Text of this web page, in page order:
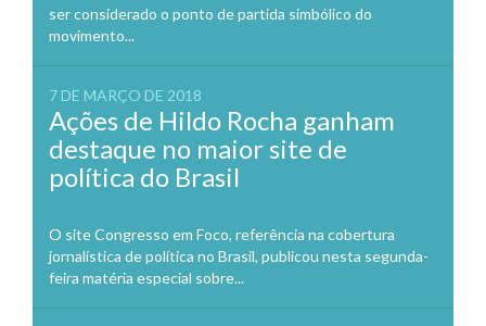
ser considerado o ponto de partida simbólico do
movimento...
7 DE MARÇO DE 2018
Ações de Hildo Rocha ganham
destaque no maior site de
política do Brasil
O site Congresso em Foco, referência na cobertura
jornalística de política no Brasil, publicou nesta segunda-
feira matéria especial sobre...